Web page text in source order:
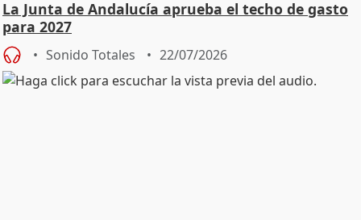
La Junta de Andalucía aprueba el techo de gasto
para 2027
Sonido Totales 22/07/2026